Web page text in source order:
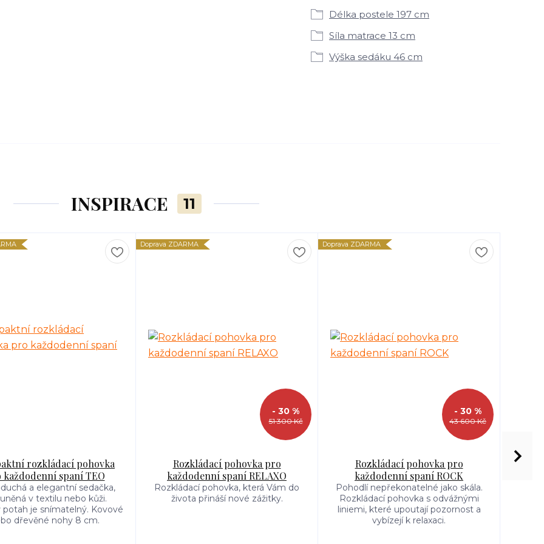
Délka postele 197 cm
Síla matrace 13 cm
Výška sedáku 46 cm
INSPIRACE 11
rozkládací pohovka
každodenní spaní TEO
a elegantní sedačka,
v textilu nebo kůži.
potah je snímatelný. Kovové
dřevěné nohy 8 cm.
Doprava ZDARMA
51 300 Kč
- 30 %
Rozkládací pohovka pro
každodenní spaní RELAXO
Rozkládací pohovka, která Vám do
života přináší nové zážitky.
Doprava ZDARMA
43 600 Kč
- 30 %
Rozkládací pohovka pro
každodenní spaní ROCK
Pohodlí nepřekonatelné jako skála.
Rozkládací pohovka s odvážnými
liniemi, které upoutají pozornost a
vybízejí k relaxaci.